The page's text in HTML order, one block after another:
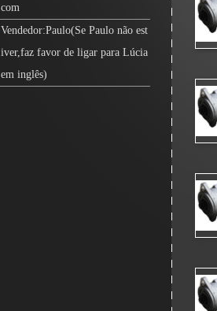
com
Vendedor:Paulo(Se Paulo não est
iver,faz favor de ligar para Lúcia
em inglês)